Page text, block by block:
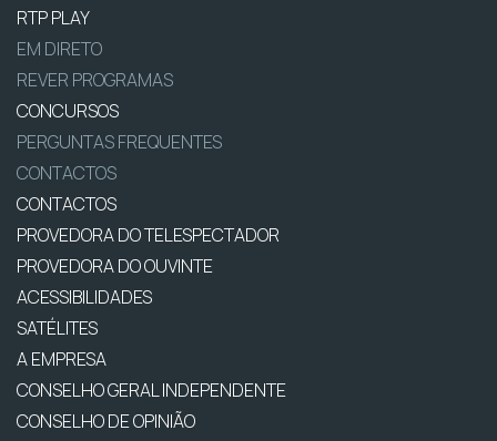
RTP PLAY
EM DIRETO
REVER PROGRAMAS
CONCURSOS
PERGUNTAS FREQUENTES
CONTACTOS
CONTACTOS
PROVEDORA DO TELESPECTADOR
PROVEDORA DO OUVINTE
ACESSIBILIDADES
SATÉLITES
A EMPRESA
CONSELHO GERAL INDEPENDENTE
CONSELHO DE OPINIÃO